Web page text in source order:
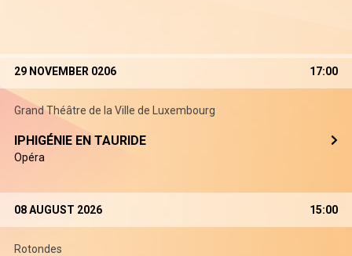
29 NOVEMBER 0206 17:00
Grand Théâtre de la Ville de Luxembourg
IPHIGÉNIE EN TAURIDE
Opéra
08 AUGUST 2026 15:00
Rotondes